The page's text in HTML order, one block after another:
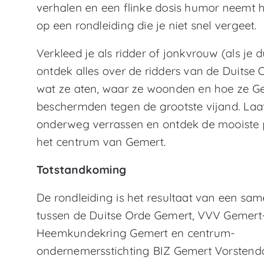
verhalen en een flinke dosis humor neemt
op een rondleiding die je niet snel vergeet.
Verkleed je als ridder of jonkvrouw (als je
ontdek alles over de ridders van de Duitse
wat ze aten, waar ze woonden en hoe ze
beschermden tegen de grootste vijand.
onderweg verrassen en ontdek de mooiste
het centrum van Gemert.
Totstandkoming
De rondleiding is het resultaat van een
tussen de Duitse Orde Gemert, VVV
Heemkundekring Gemert en centrum-
ondernemersstichting BIZ Gemert